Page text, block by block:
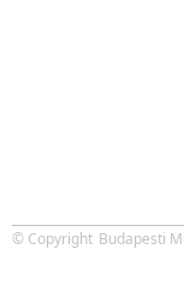
© Copyright Budapesti